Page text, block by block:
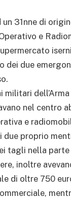
31nne di
e
dei due
nel centro
e
proprio
tagli nella
inoltre
di oltre 750